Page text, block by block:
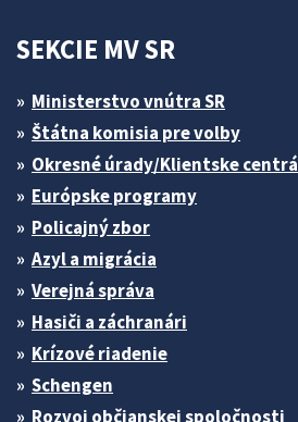
SEKCIE MV SR
Ministerstvo vnútra SR
Štátna komisia pre volby
Okresné úrady/Klientske centrá
Európske programy
Policajný zbor
Azyl a migrácia
Verejná správa
Hasiči a záchranári
Krízové riadenie
Schengen
Rozvoj občianskej spoločnosti